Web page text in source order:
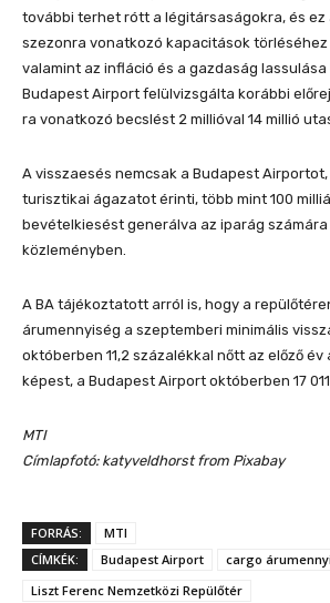
további terhet rótt a légitársaságokra, és ez
szezonra vonatkozó kapacitások
valamint az infláció és a gazdaság
Budapest Airport felülvizsgálta korábbi
ra vonatkozó becslést 2 millióval 14 millió
A visszaesés nemcsak a Budapest
turisztikai ágazatot érinti, több mint 100
bevételkiesést generálva az iparág számára
közleményben.
A BA tájékoztatott arról is, hogy a
árumennyiség a szeptemberi minimális
októberben 11,2 százalékkal nőtt az előző
képest, a Budapest Airport októberben 17
MTI
Címlapfotó: katyveldhorst from Pixabay
FORRÁS:
MTI
CÍMKÉK:
Budapest Airport
cargo
Liszt Ferenc Nemzetközi Repülőtér